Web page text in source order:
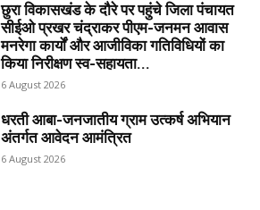
छुरा विकासखंड के दौरे पर पहुंचे जिला पंचायत
सीईओ प्रखर चंद्राकर पीएम-जनमन आवास
मनरेगा कार्यों और आजीविका गतिविधियों का
किया निरीक्षण स्व-सहायता...
6 August 2026
धरती आबा-जनजातीय ग्राम उत्कर्ष अभियान
अंतर्गत आवेदन आमंत्रित
6 August 2026